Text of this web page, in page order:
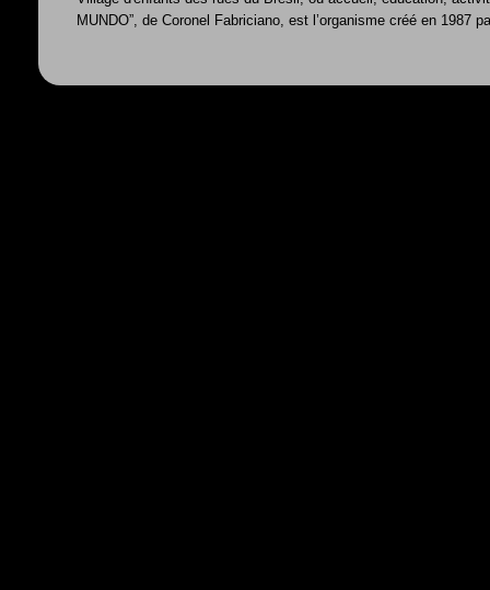
MUNDO”, de Coronel Fabriciano, est l’organisme créé en